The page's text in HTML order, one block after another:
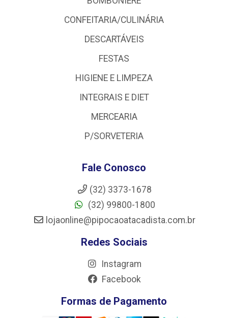
CONFEITARIA/CULINÁRIA
DESCARTÁVEIS
FESTAS
HIGIENE E LIMPEZA
INTEGRAIS E DIET
MERCEARIA
P/SORVETERIA
Fale Conosco
(32) 3373-1678
(32) 99800-1800
lojaonline@pipocaoatacadista.com.br
Redes Sociais
Instagram
Facebook
Formas de Pagamento